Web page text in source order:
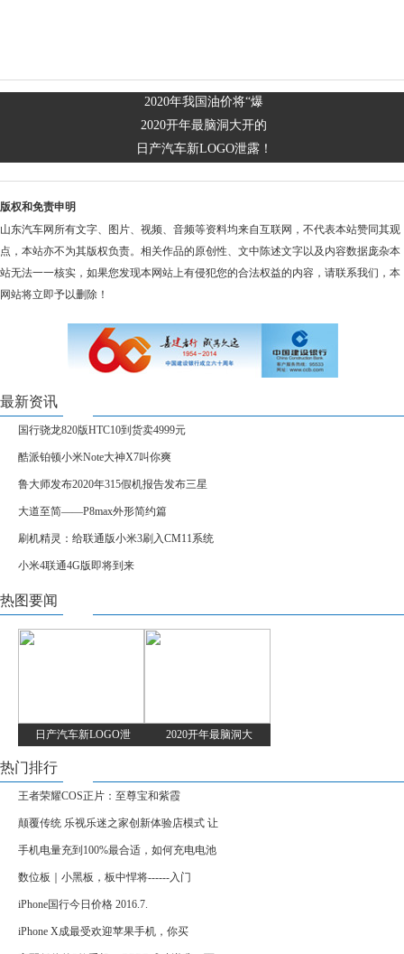
2020年我国油价将“爆
2020开年最脑洞大开的
日产汽车新LOGO泄露！
版权和免责申明
山东汽车网所有文字、图片、视频、音频等资料均来自互联网，不代表本站赞同其观
点，本站亦不为其版权负责。相关作品的原创性、文中陈述文字以及内容数据庞杂本
站无法一一核实，如果您发现本网站上有侵犯您的合法权益的内容，请联系我们，本
网站将立即予以删除！
最新资讯
国行骁龙820版HTC10到货卖4999元
酷派铂顿小米Note大神X7叫你爽
鲁大师发布2020年315假机报告发布三星
大道至简——P8max外形简约篇
刷机精灵：给联通版小米3刷入CM11系统
小米4联通4G版即将到来
热图要闻
日产汽车新LOGO泄 2020开年最脑洞大
热门排行
王者荣耀COS正片：至尊宝和紫霞
颠覆传统 乐视乐迷之家创新体验店模式 让
手机电量充到100%最合适，如何充电电池
数位板｜小黑板，板中悍将------入门
iPhone国行今日价格 2016.7.
iPhone X成最受欢迎苹果手机，你买